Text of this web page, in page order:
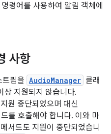
명령어를 사용하여 알림 객체에
사항
트림을 AudioManager 클래
상 지원되지 않습니다.
원 중단되었으며 대신
를 호출해야 합니다. 이와 마
메서드도 지원이 중단되었습니